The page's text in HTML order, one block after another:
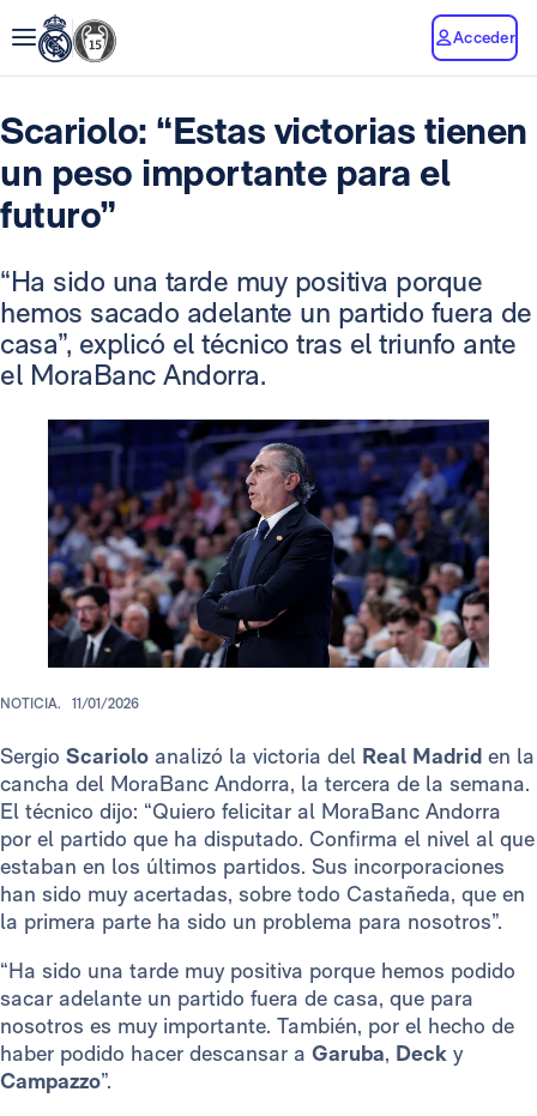
Acceder
Scariolo: “Estas victorias tienen
un peso importante para el
futuro”
“Ha sido una tarde muy positiva porque
hemos sacado adelante un partido fuera de
casa”, explicó el técnico tras el triunfo ante
el MoraBanc Andorra.
NOTICIA. 11/01/2026
Sergio Scariolo analizó la victoria del Real Madrid en la
cancha del MoraBanc Andorra, la tercera de la semana.
El técnico dijo: “Quiero felicitar al MoraBanc Andorra
por el partido que ha disputado. Confirma el nivel al que
estaban en los últimos partidos. Sus incorporaciones
han sido muy acertadas, sobre todo Castañeda, que en
la primera parte ha sido un problema para nosotros”.
“Ha sido una tarde muy positiva porque hemos podido
sacar adelante un partido fuera de casa, que para
nosotros es muy importante. También, por el hecho de
haber podido hacer descansar a Garuba, Deck y
Campazzo”.